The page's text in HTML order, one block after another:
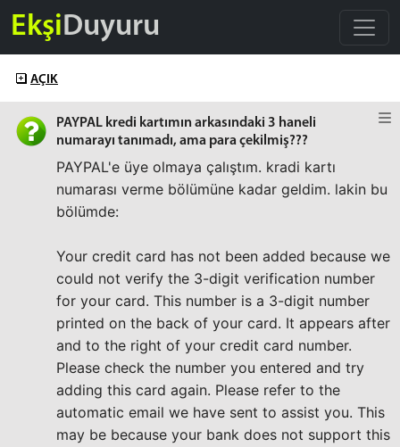
EkşiDuyuru
AÇIK
PAYPAL kredi kartımın arkasındaki 3 haneli
numarayı tanımadı, ama para çekilmiş???
PAYPAL'e üye olmaya çalıştım. kradi kartı
numarası verme bölümüne kadar geldim. lakin bu
bölümde:
Your credit card has not been added because we
could not verify the 3-digit verification number
for your card. This number is a 3-digit number
printed on the back of your card. It appears after
and to the right of your credit card number.
Please check the number you entered and try
adding this card again. Please refer to the
automatic email we have sent to assist you. This
may be because your bank does not support this